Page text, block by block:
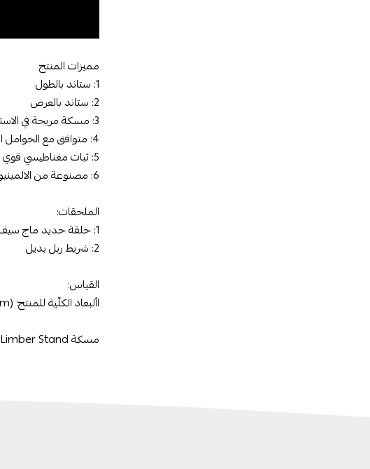
مميزات المنتج
1: ستاند بالطول
2: ستاند بالعرض
3: مسكة مريحة في الاستخدام
4: متوافق مع الحوامل الماج سيف
5: ثبات مغناطيسي قوي
6: مصنوعة من الالمينيوم المقاوم للخدوش و مواد عالية الجودة (بضمان استبدال مدة سنة في حال وجود تلف في المنتج)
الملحقات:
1: حلقة حديد ماج سيف بملصق 3M
2: شريط ربل بديل
القياس:
األبعاد الكلّية للمنتج: (60mm X 60mm ) ب ُسمك: 3.5mm الوزن: 17 جرام
مسكة Limber Stand من Mass حاصلة على شهادة نموذج صناعي من الهيئة العامة للملكية